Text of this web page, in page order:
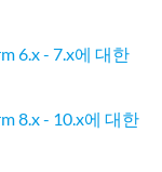
6.x - 7.x에 대한
8.x - 10.x에 대한